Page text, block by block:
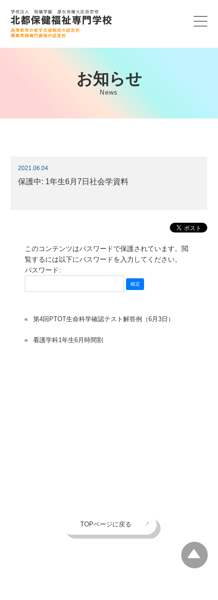
お知らせ
News
2021.06.04
保護中: 1年生6月7日社会学資料
このコンテンツはパスワードで保護されています。閲
覧するには以下にパスワードを入力してください。
パスワード:
第4回PTOT生命科学確認テスト解答例（6月3日）
看護学科1年生6月時間割
TOPページに戻る